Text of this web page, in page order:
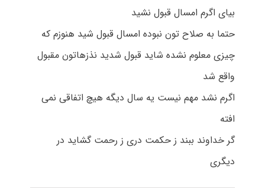
بیای اگرم امسال قبول نشید
حتما به صلاح تون نبوده امسال قبول شید هنوزم که
چیزی معلوم نشده شاید قبول شدید نذزهاتون مقبول
واقع شد
اگرم نشد مهم نیست یه سال دیگه هیچ اتفاقی نمی
افته
گر خداوند ببند ز حکمت دری ز رحمت گشاید در
دیگری